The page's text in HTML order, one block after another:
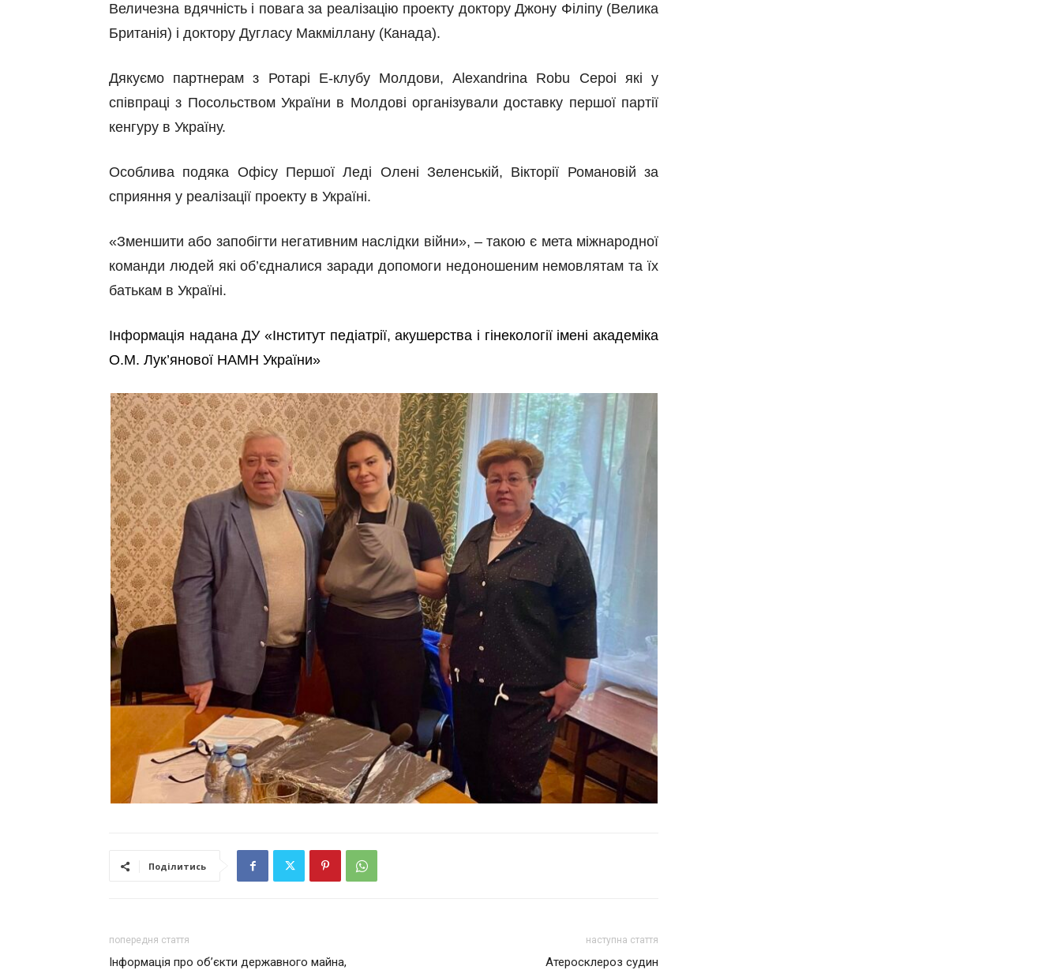
Величезна вдячність і повага за реалізацію проекту доктору Джону Філіпу(Велика
Британія) і доктору Дугласу Макміллану (Канада).
Дякуємо партнерам з Ротарі Е-клубу Молдови, Alexandrina Robu Cepoi які у
співпраці з ПосольствомУкраїни в Молдові організували доставку першої партії
кенгуру в Україну.
Особлива подяка Офісу Першої Леді Олені Зеленській, Вікторії Романовій за
сприяння у реалізації проекту в Україні.
«Зменшити або запобігти негативним наслідки війни», – такою є мета міжнародної
команди людей якіоб’єдналися заради допомоги недоношеним немовлятам та їх
батькам в Україні.
Інформація надана ДУ «Інститут педіатрії, акушерства і гінекології імені академіка
О.М. Лук’янової НАМН України»
Поділитись
попередня стаття
Інформація про об’єкти державного майна,
наступна стаття
Атеросклероз судин